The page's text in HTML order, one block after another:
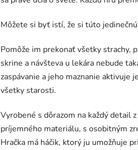
Môžete si byť istí, že si túto
Pomôže im prekonať všetky strachy,
skrine a návšteva u lekára nebude
zaspávanie a jeho maznanie aktivuje
všetky starosti.
Vyrobené s dôrazom na každý detail
príjemného materiálu, s osobitným
Hračka má háčik, ktorý ju umožňuje